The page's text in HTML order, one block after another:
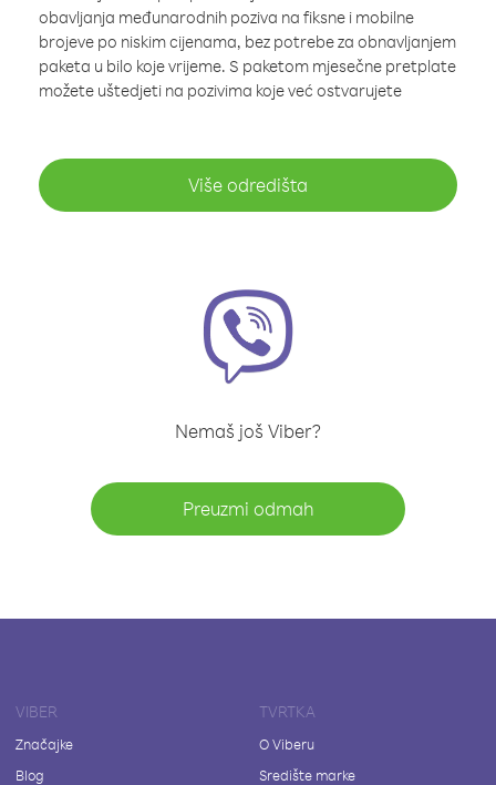
obavljanja međunarodnih poziva na fiksne i mobilne
brojeve po niskim cijenama, bez potrebe za obnavljanjem
paketa u bilo koje vrijeme. S paketom mjesečne pretplate
možete uštedjeti na pozivima koje već ostvarujete
Više odredišta
Nemaš još Viber?
Preuzmi odmah
VIBER
Značajke
Blog
TVRTKA
O Viberu
Središte marke